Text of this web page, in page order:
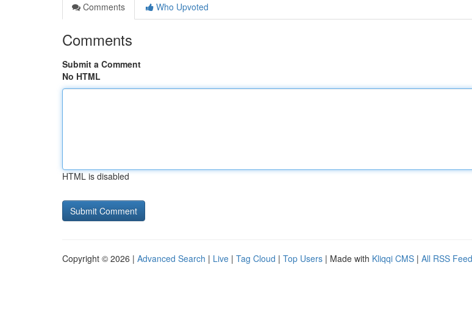
Comments
Who Upvoted
Comments
Submit a Comment
No HTML
HTML is disabled
Copyright © 2026 | Advanced Search | Live | Tag Cloud | Top Users | Made with Kliqqi CMS | All RSS